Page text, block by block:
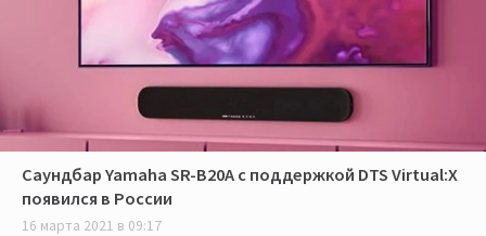
Саундбар Yamaha SR-B20A с поддержкой DTS Virtual:X
появился в России
16 марта 2021 в 09:17